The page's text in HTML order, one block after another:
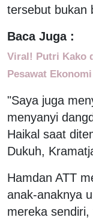
tersebut bukan
Baca Juga :
Viral! Putri Kako
Pesawat Ekonomi
"Saya juga
menyanyi
Haikal saat
Dukuh,
Hamdan ATT
anak-anaknya
mereka